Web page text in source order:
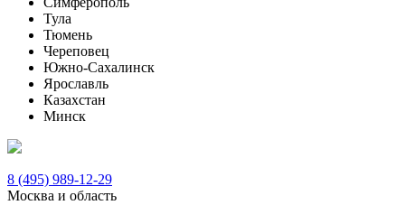
Тула
Тюмень
Череповец
Южно-Сахалинск
Ярославль
Казахстан
Минск
8 (495) 989-12-29
Москва и область